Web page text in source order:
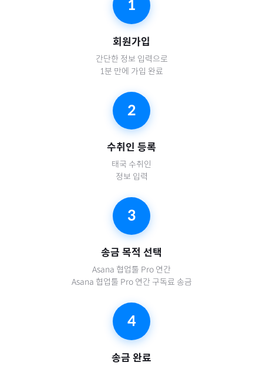
1
회원가입
간단한 정보 입력으로
1분 만에 가입 완료
2
수취인 등록
태국 수취인
정보 입력
3
송금 목적 선택
Asana 협업툴 Pro 연간
Asana 협업툴 Pro 연간 구독료 송금
4
송금 완료